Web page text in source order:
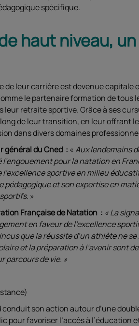
spécifique.
haut niveau,
leur carrière est devenue capitale
le partenaire formation de tous
retraite sportive. Grâce à ses
de leur transition, en leur offrant
dans divers domaines
général du Cned : «Aux lendemains
pour la natation en
sportive en milieu
et son expertise en
»
Française de Natation : « La
en faveur de l'excellence
que la réussite d’un athlète ne se
et la préparation à l’avenir sont
parcours de vie. »
son action autour d’une
pour favoriser l’accès à l’éducation